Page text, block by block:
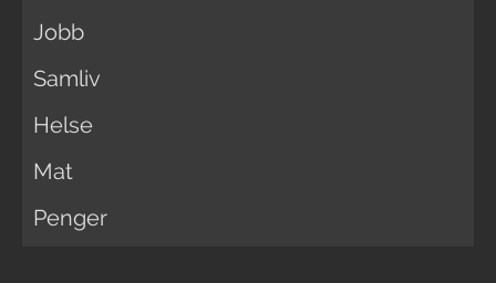
Jobb
Samliv
Helse
Mat
Penger